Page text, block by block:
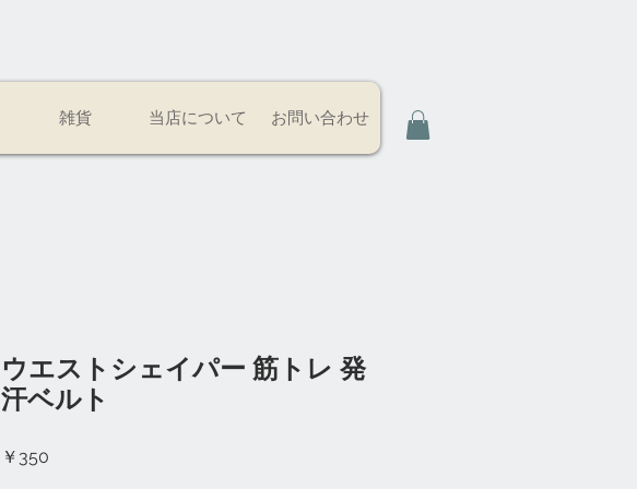
雑貨 当店について お問い合わせ
ウエストシェイパー 筋トレ 発
汗ベルト
￥350